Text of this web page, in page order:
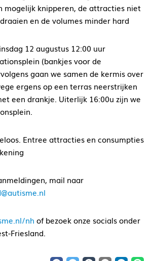
mogelijk knipperen, de attracties niet
en de volumes minder hard
12 augustus 12:00 uur
(bankjes voor de
gaan we samen de kermis over
ergens op een terras neerstrijken
een drankje. Uiterlijk 16:00u zijn we
Entree attracties en consumpties
mail naar
nh of bezoek onze socials onder
Friesland.